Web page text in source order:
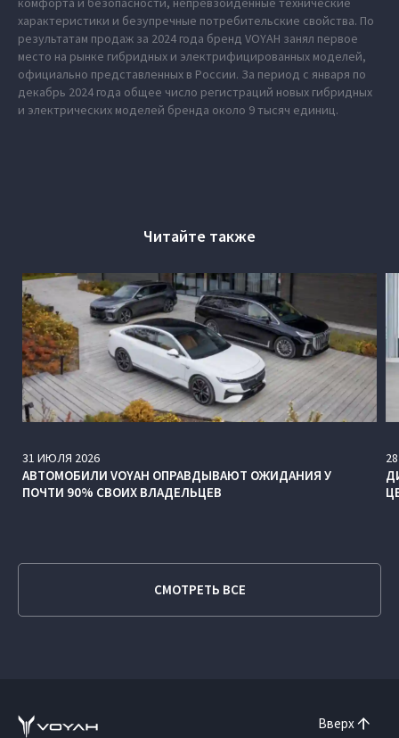
характеристики и безупречные потребительские свойства. По
результатам продаж за 2024 года бренд VOYAH занял первое
место на рынке гибридных и электрифицированных моделей,
официально представленных в России. За период с января по
декабрь 2024 года общее число регистраций новых гибридных
и электрических моделей бренда около 9 тысяч единиц.
Читайте также
31 ИЮЛЯ 2026
АВТОМОБИЛИ VOYAH ОПРАВДЫВАЮТ ОЖИДАНИЯ У
ПОЧТИ 90% СВОИХ ВЛАДЕЛЬЦЕВ
28
СМОТРЕТЬ ВСЕ
Вверх